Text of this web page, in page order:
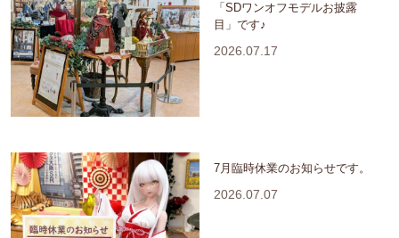
「SDワンオフモデルお披露
目」です♪
2026.07.17
7月臨時休業のお知らせです。
2026.07.07